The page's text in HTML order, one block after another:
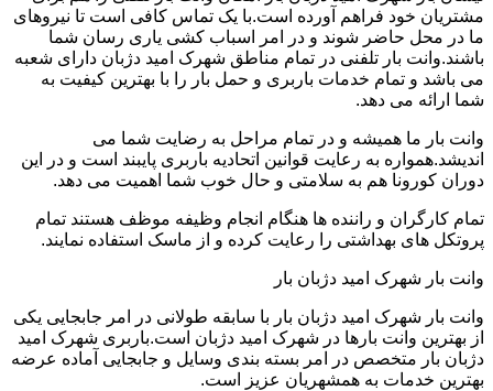
مشتریان خود فراهم آورده است.با یک تماس کافی است تا نیروهای
ما در محل حاضر شوند و در امر اسباب کشی یاری رسان شما
باشند.وانت بار تلفنی در تمام مناطق شهرک امید دژبان دارای شعبه
می باشد و تمام خدمات باربری و حمل بار را با بهترین کیفیت به
شما ارائه می دهد.
وانت بار ما همیشه و در تمام مراحل به رضایت شما می
اندیشد.همواره به رعایت قوانین اتحادیه باربری پایبند است و در این
دوران کورونا هم به سلامتی و حال خوب شما اهمیت می دهد.
تمام کارگران و راننده ها هنگام انجام وظیفه موظف هستند تمام
پروتکل های بهداشتی را رعایت کرده و از ماسک استفاده نمایند.
وانت بار شهرک امید دژبان بار
وانت بار شهرک امید دژبان بار با سابقه طولانی در امر جابجایی یکی
از بهترین وانت بارها در شهرک امید دژبان است.باربری شهرک امید
دژبان بار متخصص در امر بسته بندی وسایل و جابجایی آماده عرضه
بهترین خدمات به همشهریان عزیز است.